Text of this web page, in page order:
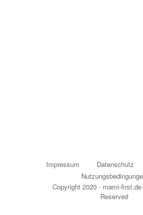
Impressum Datenschutz
Copyright 2020 - mami-
Reserved